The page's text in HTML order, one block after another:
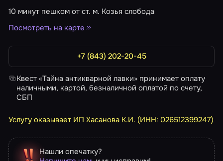
10 минут пешком от ст. м. Козья слобода
Посмотреть на карте
+7 (843) 202-20-45
Квест «Тайна антикварной лавки» принимает оплату
наличными, картой, безналичной оплатой по счету,
СБП
Услугу оказывает ИП Хасанова К.И. (ИНН: 026512399247)
Нашли опечатку?